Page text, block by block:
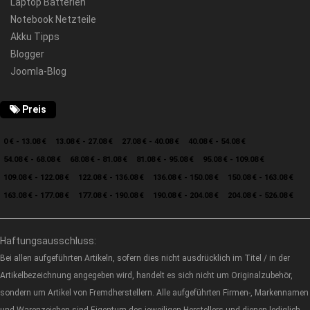
Notebook Netzteile
Akku Tipps
Blogger
Joomla-Blog
Preis
0 € - 13.08 € 13.08 € - 27.08 € 27.08 € - 40.08 €
40.08 € - 54.08 €
54.08 € - 68.08 €
68.08 € - 81.08 € 81.08 € - 95.08 €
95.08 € - 109.08 €
109.08 € - 122.08 €
122.08 € - 136.08 € 136.08 € - 150.08 €
150.08 € - 163.08 €
163.08 € - 177.08 €
177.08 € - 190.08 € 190.08 € - 204.08 € 204.08 € - 526.08 €
Haftungsausschluss:
Bei allen aufgeführten Artikeln, sofern dies nicht ausdrücklich im Titel / in der
Artikelbezeichnung angegeben wird, handelt es sich nicht um Originalzubehör,
sondern um Artikel von Fremdherstellern. Alle aufgeführten Firmen-, Markennamen